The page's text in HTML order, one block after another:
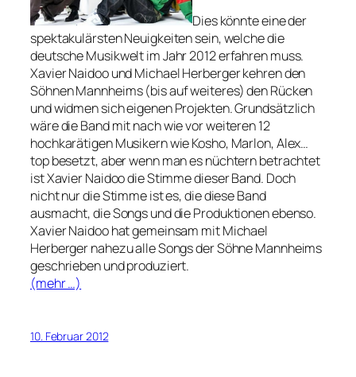
Dies könnte eine der
spektakulärsten Neuigkeiten sein, welche die
deutsche Musikwelt im Jahr 2012 erfahren muss.
Xavier Naidoo und Michael Herberger kehren den
Söhnen Mannheims (bis auf weiteres) den Rücken
und widmen sich eigenen Projekten. Grundsätzlich
wäre die Band mit nach wie vor weiteren 12
hochkarätigen Musikern wie Kosho, Marlon, Alex…
top besetzt, aber wenn man es nüchtern betrachtet
ist Xavier Naidoo die Stimme dieser Band. Doch
nicht nur die Stimme ist es, die diese Band
ausmacht, die Songs und die Produktionen ebenso.
Xavier Naidoo hat gemeinsam mit Michael
Herberger nahezu alle Songs der Söhne Mannheims
geschrieben und produziert.
(mehr …)
10. Februar 2012